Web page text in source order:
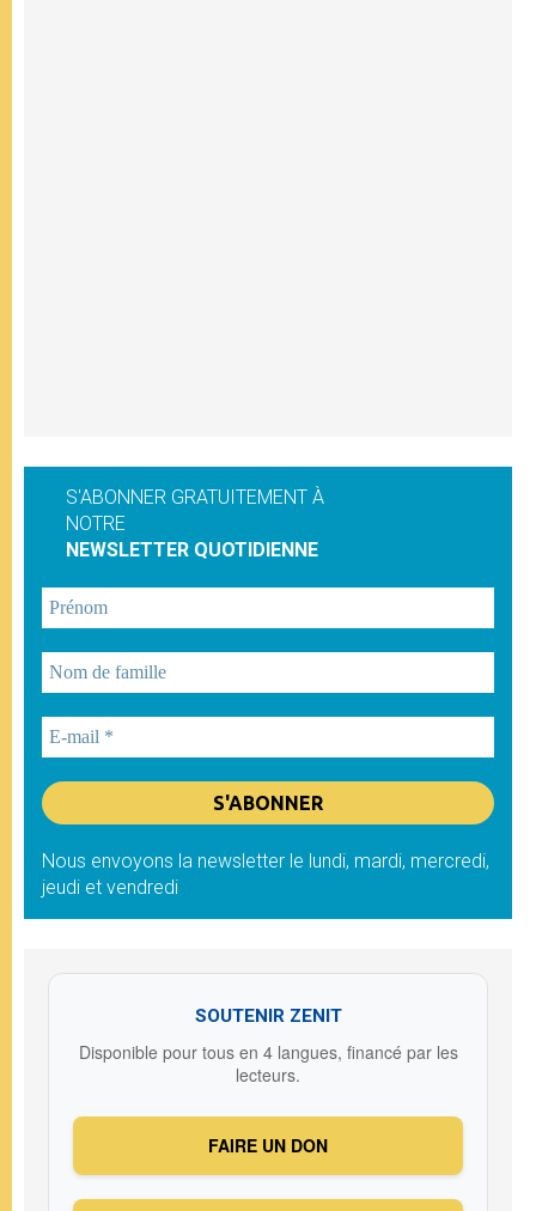
S'ABONNER GRATUITEMENT À
NOTRE
NEWSLETTER QUOTIDIENNE
Nous envoyons la newsletter le lundi, mardi, mercredi,
jeudi et vendredi
SOUTENIR ZENIT
Disponible pour tous en 4 langues, financé par les
lecteurs.
FAIRE UN DON